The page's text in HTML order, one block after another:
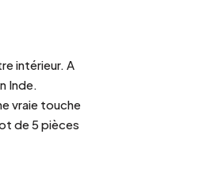
intérieur. A
Inde.
vraie touche
de 5 pièces